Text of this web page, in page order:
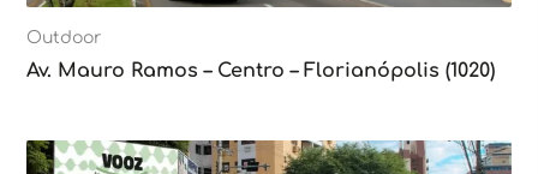
Outdoor
Av. Mauro Ramos – Centro – Florianópolis (1020)